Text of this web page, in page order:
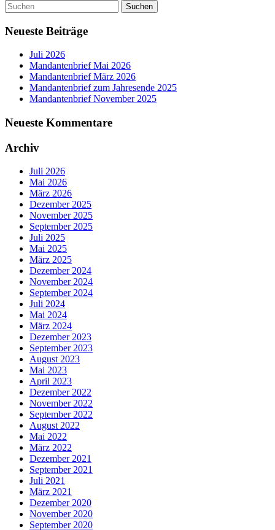
Neueste Beiträge
Juli 2026
Mandantenbrief Mai 2026
Mandantenbrief März 2026
Mandantenbrief zum Jahresende 2025
Mandantenbrief November 2025
Neueste Kommentare
Archiv
Juli 2026
Mai 2026
März 2026
Dezember 2025
November 2025
September 2025
Juli 2025
Mai 2025
März 2025
Dezember 2024
November 2024
September 2024
Juli 2024
Mai 2024
März 2024
Dezember 2023
September 2023
August 2023
Mai 2023
April 2023
Dezember 2022
November 2022
September 2022
August 2022
Mai 2022
März 2022
Dezember 2021
September 2021
Juli 2021
März 2021
Dezember 2020
November 2020
September 2020